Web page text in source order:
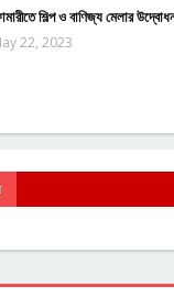
শিল্প ও বাণিজ্য মেলার
22, 2023